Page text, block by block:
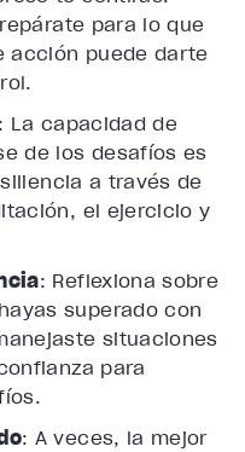
para lo que
acción puede darte
: La capacidad de
de los desafíos es
a través de
el ejercicio y
: Reflexiona sobre
superado con
situaciones
para
: A veces, la mejor